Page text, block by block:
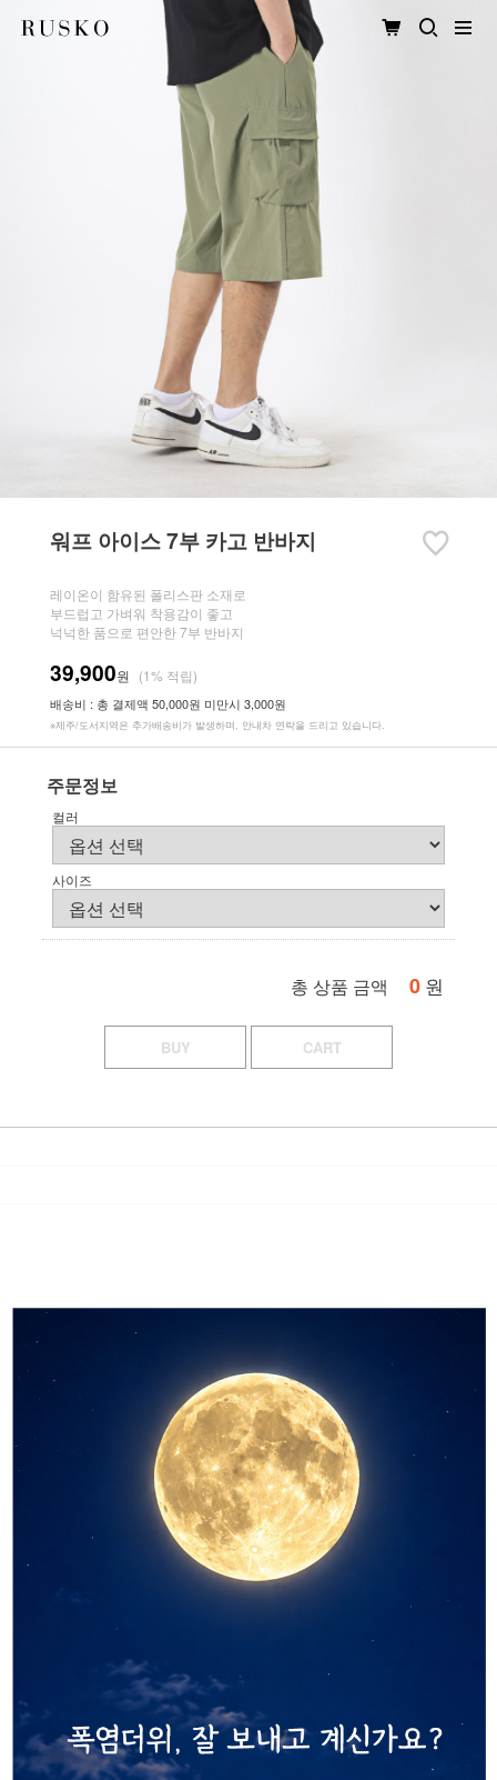
워프 아이스 7부 카고 반바지
레이온이 함유된 폴리스판 소재로
부드럽고 가벼워 착용감이 좋고
넉넉한 품으로 편안한 7부 반바지
39,900원 (1% 적립)
배송비 : 총 결제액 50,000원 미만시 3,000원
※제주/도서지역은 추가배송비가 발생하며, 안내차 연락을 드리고 있습니다.
주문정보
컬러
사이즈
총 상품 금액 0 원
BUY CART